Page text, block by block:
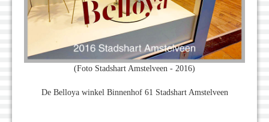
(Foto Stadshart Amstelveen - 2016)
De Belloya winkel Binnenhof 61 Stadshart Amstelveen